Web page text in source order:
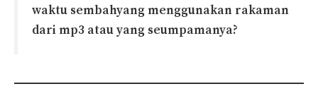
waktu sembahyang menggunakan rakaman
dari mp3 atau yang seumpamanya?